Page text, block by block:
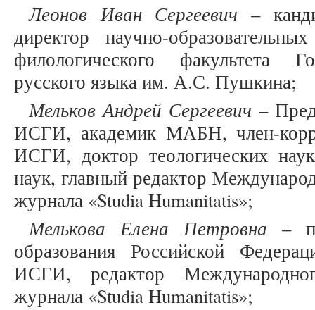
Леонов Иван Сергеевич –
директор научно-
филологического факультета
русского языка им. А.С. Пушкина;
Мельков Андрей Сергеевич –
ИСГИ, академик МАБН, член-
ИСГИ, доктор теологических
наук, главный редактор
журнала «Studia Humanitatis»;
Мелькова Елена Петровна –
образования Российской
ИСГИ, редактор
журнала «Studia Humanitatis»;